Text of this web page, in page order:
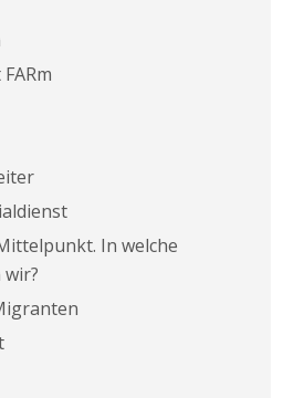
In welche